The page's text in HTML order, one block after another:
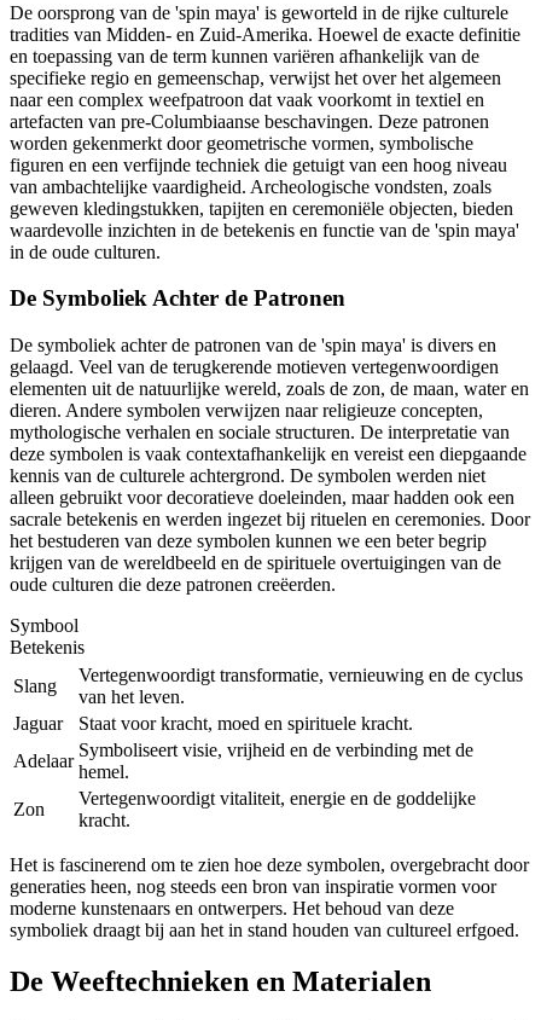
De oorsprong van de 'spin maya' is geworteld in de rijke culturele
tradities van Midden- en Zuid-Amerika. Hoewel de exacte definitie
en toepassing van de term kunnen variëren afhankelijk van de
specifieke regio en gemeenschap, verwijst het over het algemeen
naar een complex weefpatroon dat vaak voorkomt in textiel en
artefacten van pre-Columbiaanse beschavingen. Deze patronen
worden gekenmerkt door geometrische vormen, symbolische
figuren en een verfijnde techniek die getuigt van een hoog niveau
van ambachtelijke vaardigheid. Archeologische vondsten, zoals
geweven kledingstukken, tapijten en ceremoniële objecten, bieden
waardevolle inzichten in de betekenis en functie van de 'spin maya'
in de oude culturen.
De Symboliek Achter de Patronen
De symboliek achter de patronen van de 'spin maya' is divers en
gelaagd. Veel van de terugkerende motieven vertegenwoordigen
elementen uit de natuurlijke wereld, zoals de zon, de maan, water en
dieren. Andere symbolen verwijzen naar religieuze concepten,
mythologische verhalen en sociale structuren. De interpretatie van
deze symbolen is vaak contextafhankelijk en vereist een diepgaande
kennis van de culturele achtergrond. De symbolen werden niet
alleen gebruikt voor decoratieve doeleinden, maar hadden ook een
sacrale betekenis en werden ingezet bij rituelen en ceremonies. Door
het bestuderen van deze symbolen kunnen we een beter begrip
krijgen van de wereldbeeld en de spirituele overtuigingen van de
oude culturen die deze patronen creëerden.
Symbool
Betekenis
Slang
Vertegenwoordigt transformatie, vernieuwing en de cyclus
van het leven.
Jaguar
Staat voor kracht, moed en spirituele kracht.
Adelaar
Symboliseert visie, vrijheid en de verbinding met de
hemel.
Zon
Vertegenwoordigt vitaliteit, energie en de goddelijke
kracht.
Het is fascinerend om te zien hoe deze symbolen, overgebracht door
generaties heen, nog steeds een bron van inspiratie vormen voor
moderne kunstenaars en ontwerpers. Het behoud van deze
symboliek draagt bij aan het in stand houden van cultureel erfgoed.
De Weeftechnieken en Materialen